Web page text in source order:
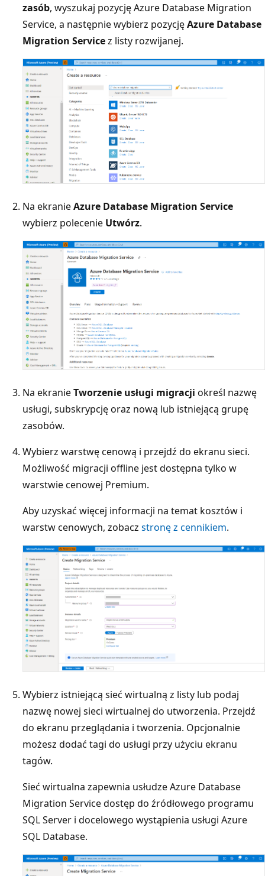
zasób, wyszukaj pozycję Azure Database Migration
Service, a następnie wybierz pozycjęAzure Database
Migration Servicez listy rozwijanej.
Na ekranieAzure Database Migration Service
wybierz polecenie Utwórz.
Na ekranieTworzenie usługi migracji określ nazwę
usługi, subskrypcję oraz nową lub istniejącą grupę
zasobów.
Wybierz warstwę cenową i przejdź do ekranu sieci.
Możliwość migracji offline jest dostępna tylko w
warstwie cenowej Premium.
Aby uzyskać więcej informacji na temat kosztów i
warstw cenowych, zobacz stronę z cennikiem.
Wybierz istniejącą sieć wirtualną z listy lub podaj
nazwę nowej sieci wirtualnej do utworzenia. Przejdź
do ekranu przeglądania i tworzenia. Opcjonalnie
możesz dodać tagi do usługi przy użyciu ekranu
tagów.
Sieć wirtualna zapewnia usłudze Azure Database
Migration Service dostęp do źródłowego programu
SQL Server i docelowego wystąpienia usługi Azure
SQL Database.